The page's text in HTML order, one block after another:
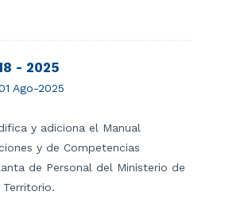
- 2025
Ago-2025
y adiciona el Manual
y de Competencias
de Personal del Ministerio de
Territorio.